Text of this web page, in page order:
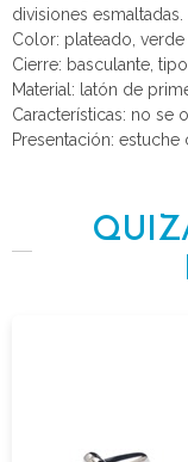
divisiones esmaltadas.
Color: plateado,
Cierre: basculante,
Material: latón de
Características: no se
Presentación: estuche